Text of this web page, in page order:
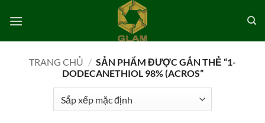
qua
TRANG CHỦ / SẢN PHẨM ĐƯỢC GẮN THẺ “1-
DODECANETHIOL 98% (ACROS”